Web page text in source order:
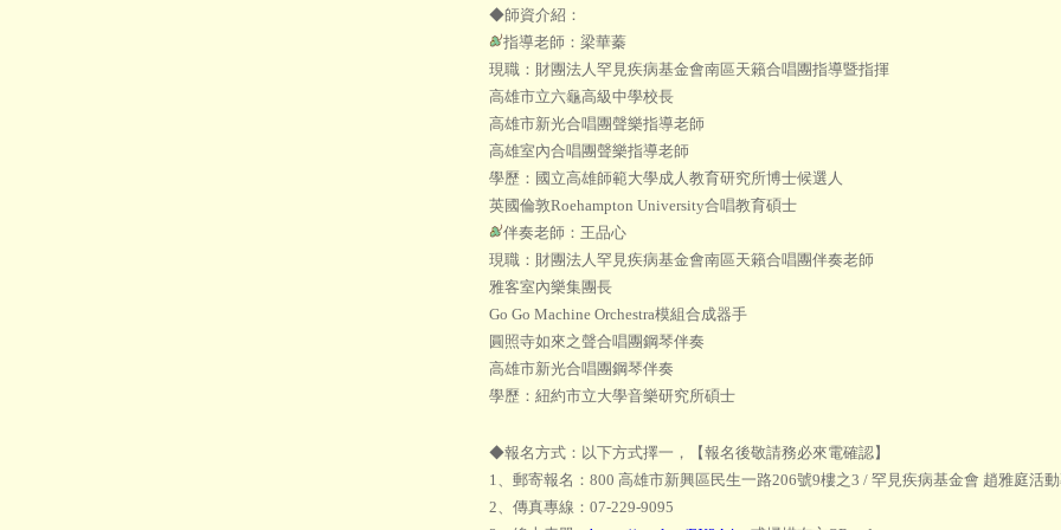
◆師資介紹：
指導老師：梁華蓁
現職：財團法人罕見疾病基金會南區天籟合唱團指導暨指揮
高雄市立六龜高級中學校長
高雄市新光合唱團聲樂指導老師
高雄室內合唱團聲樂指導老師
學歷：國立高雄師範大學成人教育研究所博士候選人
英國倫敦Roehampton University合唱教育碩士
伴奏老師：王品心
現職：財團法人罕見疾病基金會南區天籟合唱團伴奏老師
雅客室內樂集團長
Go Go Machine Orchestra模組合成器手
圓照寺如來之聲合唱團鋼琴伴奏
高雄市新光合唱團鋼琴伴奏
學歷：紐約市立大學音樂研究所碩士
◆報名方式：以下方式擇一，【報名後敬請務必來電確認】
1、郵寄報名：800 高雄市新興區民生一路206號9樓之3 / 罕見疾病基金會 趙雅庭活
2、傳真專線：07-229-9095